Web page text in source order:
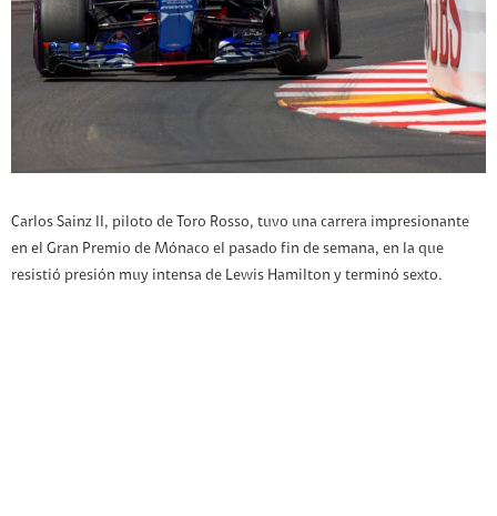
Carlos Sainz II, piloto de Toro Rosso, tuvo una carrera impresionante
en el Gran Premio de Mónaco el pasado fin de semana, en la que
resistió presión muy intensa de Lewis Hamilton y terminó sexto.